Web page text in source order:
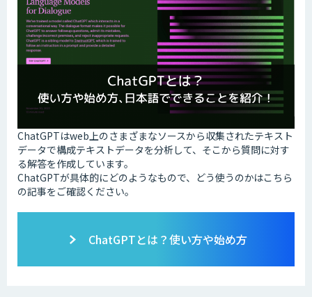
ChatGPTはweb上のさまざまなソースから収集されたテキスト
データで構成テキストデータを分析して、そこから質問に対す
る解答を作成しています。
ChatGPTが具体的にどのようなもので、どう使うのかはこちら
の記事をご確認ください。
ChatGPTとは？使い方や始め方